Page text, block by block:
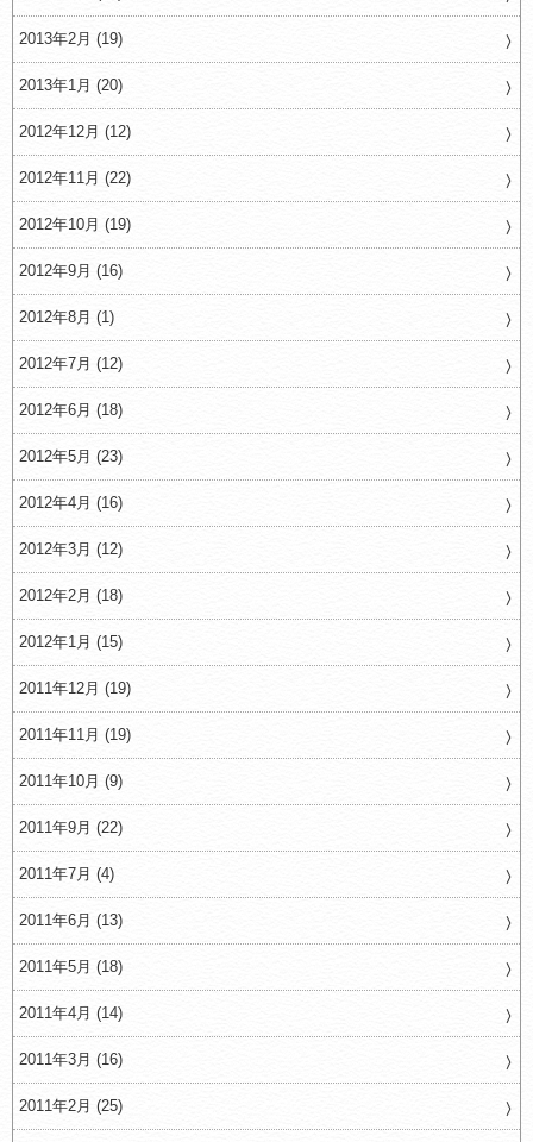
2013年2月 (19)
2013年1月 (20)
2012年12月 (12)
2012年11月 (22)
2012年10月 (19)
2012年9月 (16)
2012年8月 (1)
2012年7月 (12)
2012年6月 (18)
2012年5月 (23)
2012年4月 (16)
2012年3月 (12)
2012年2月 (18)
2012年1月 (15)
2011年12月 (19)
2011年11月 (19)
2011年10月 (9)
2011年9月 (22)
2011年7月 (4)
2011年6月 (13)
2011年5月 (18)
2011年4月 (14)
2011年3月 (16)
2011年2月 (25)